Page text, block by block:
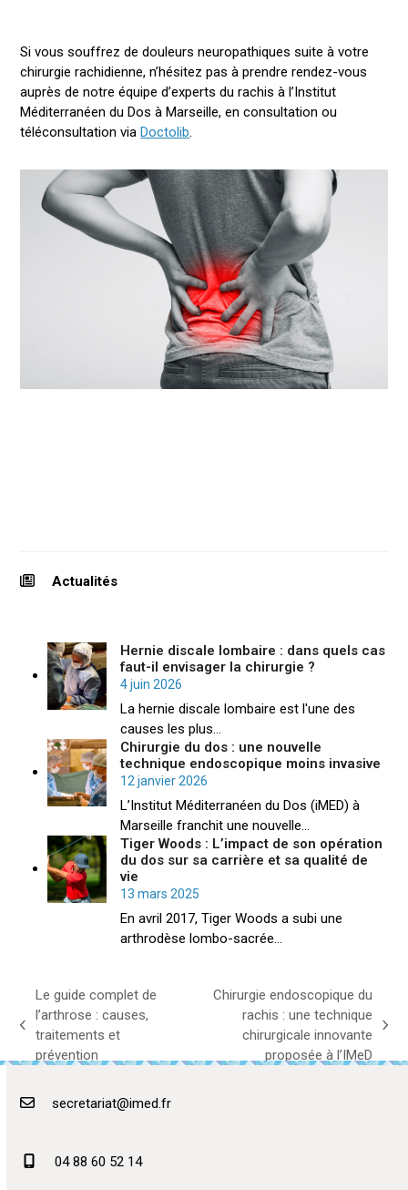
Si vous souffrez de douleurs neuropathiques suite à votre
chirurgie rachidienne, n’hésitez pas à prendre rendez-vous
auprès de notre équipe d’experts du rachis à l’Institut
Méditerranéen du Dos à Marseille, en consultation ou
téléconsultation viaDoctolib.
Actualités
Hernie discale lombaire : dans quels cas
faut-il envisager la chirurgie ?
4 juin 2026
La hernie discale lombaire est l'une des
causes les plus…
Chirurgie du dos : une nouvelle
technique endoscopique moins invasive
12 janvier 2026
L’Institut Méditerranéen du Dos (iMED) à
Marseille franchit une nouvelle…
Tiger Woods : L’impact de son opération
du dos sur sa carrière et sa qualité de
vie
13 mars 2025
En avril 2017, Tiger Woods a subi une
arthrodèse lombo-sacrée…
previous
post:
Le guide complet de
l’arthrose : causes,
traitements et
prévention
Chirurgie endoscopique du
rachis : une technique
chirurgicale innovante
proposée à l’IMeD
secretariat@imed.fr
04 88 60 52 14